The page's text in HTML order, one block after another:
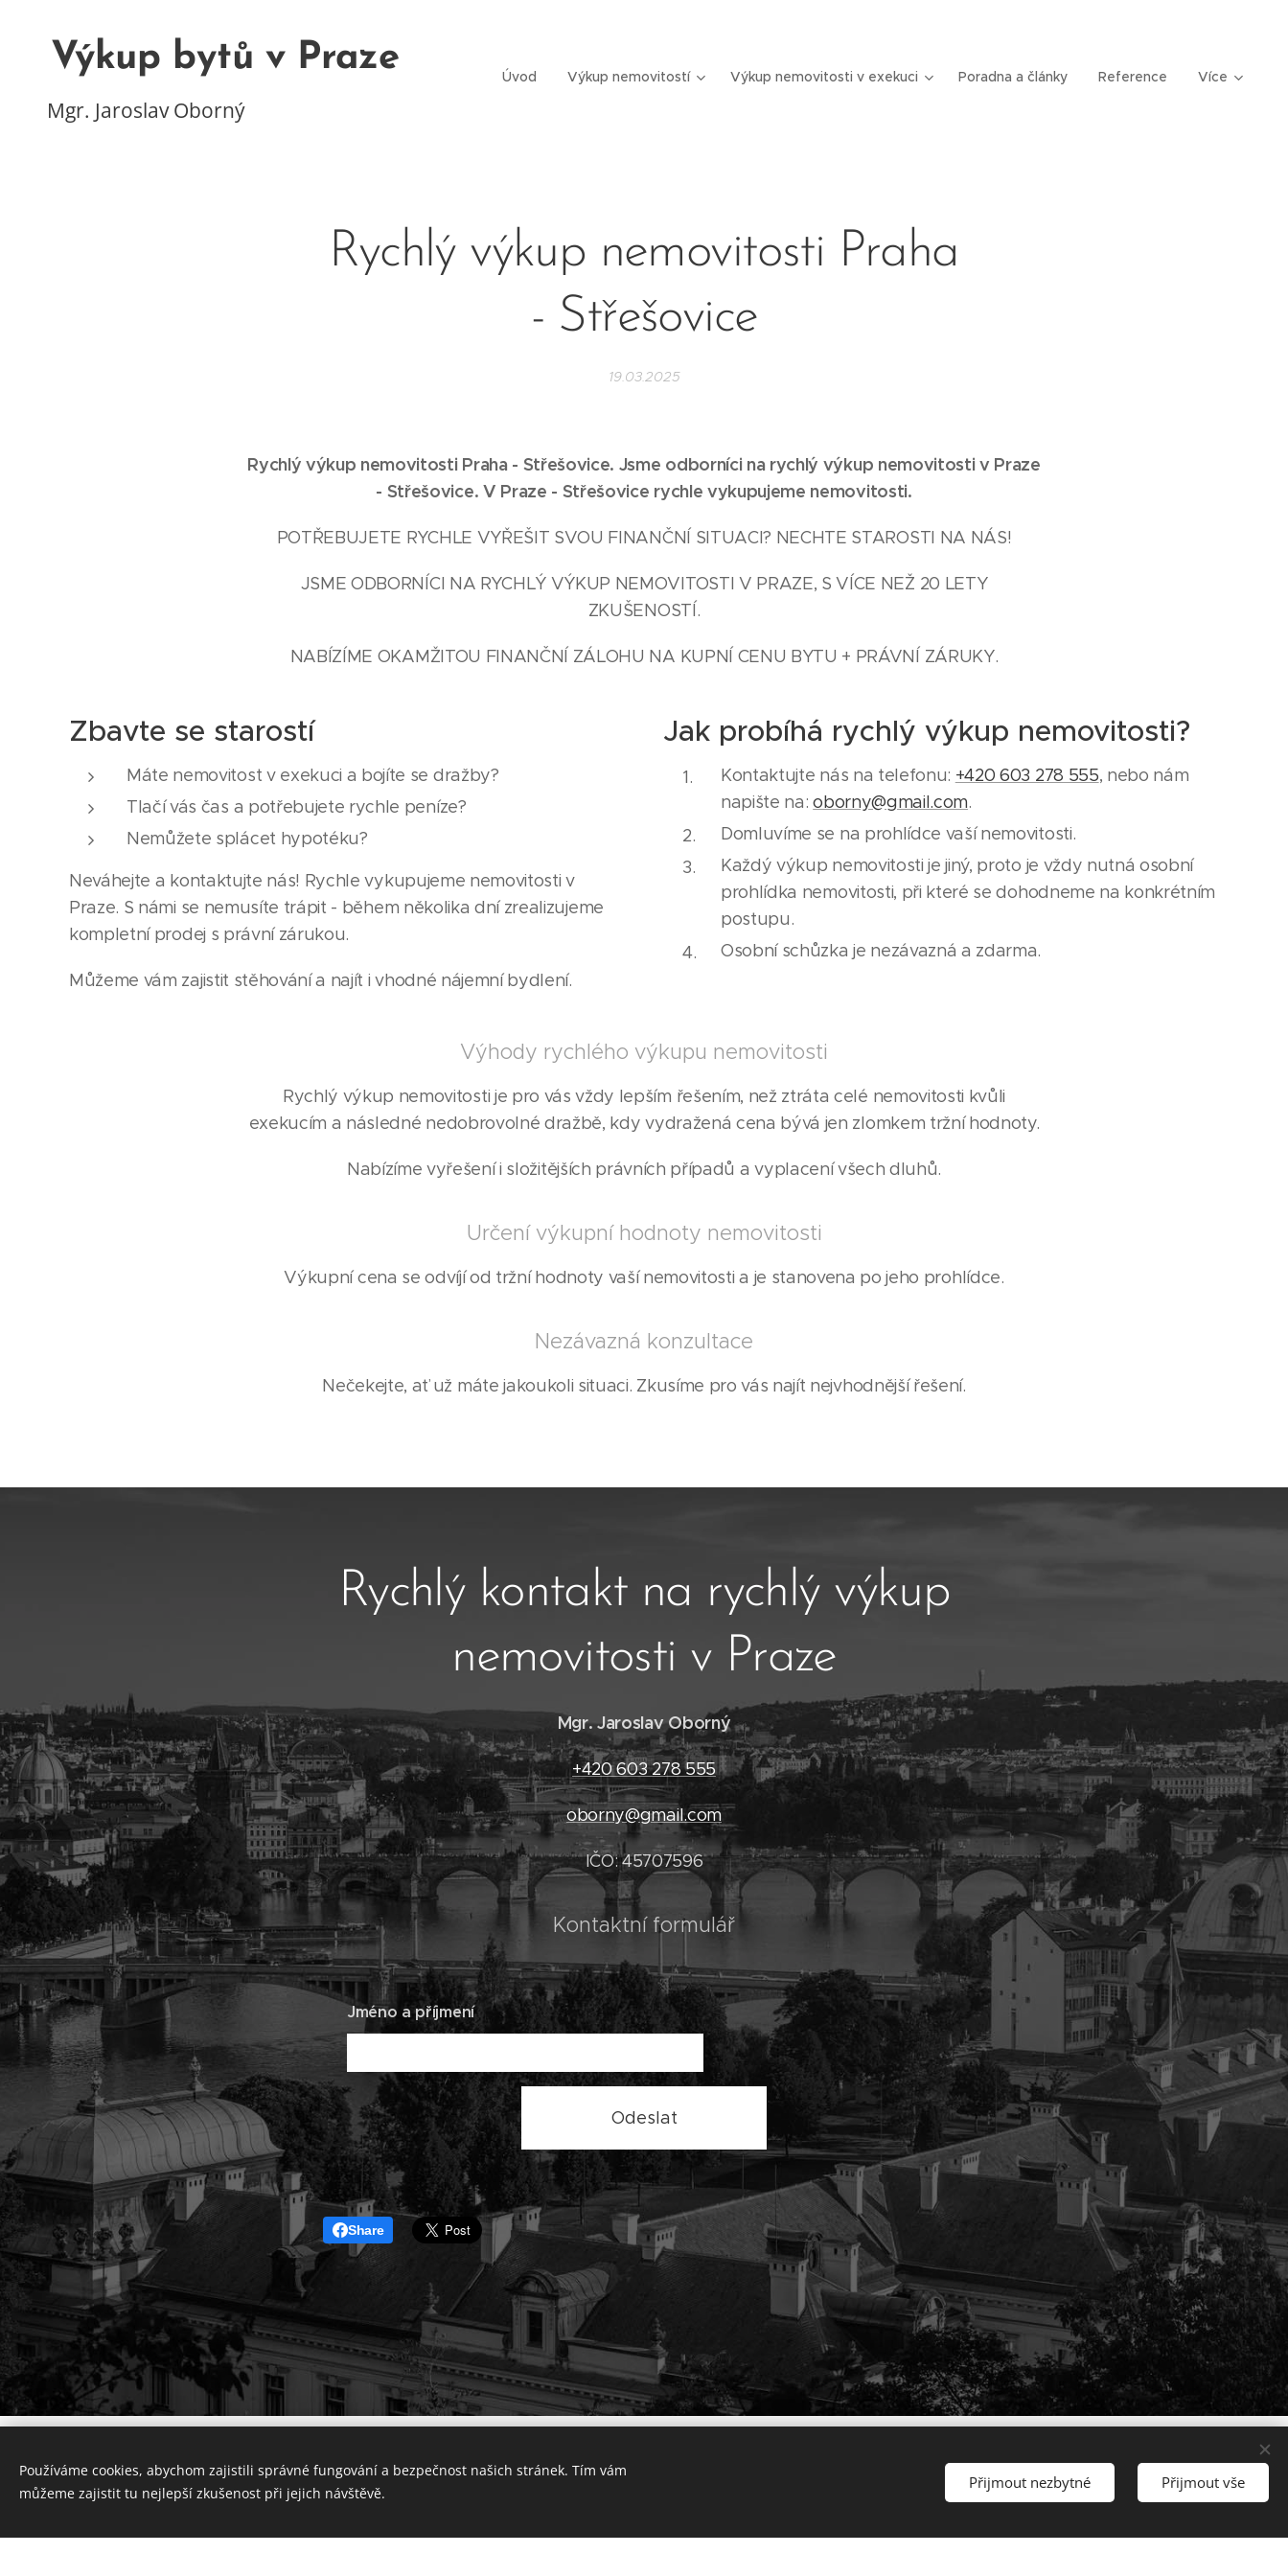
Výkup bytů v Praze
Mgr. Jaroslav Oborný
Úvod Výkup nemovitostí Výkup nemovitosti v exekuci Poradna a články Reference Více
Rychlý výkup nemovitosti Praha
- Střešovice
19.03.2025
Rychlý výkup nemovitosti Praha - Střešovice. Jsme odborníci na rychlý výkup nemovitosti v Praze
- Střešovice. V Praze - Střešovice rychle vykupujeme nemovitosti.
POTŘEBUJETE RYCHLE VYŘEŠIT SVOU FINANČNÍ SITUACI? NECHTE STAROSTI NA NÁS!
JSME ODBORNÍCI NA RYCHLÝ VÝKUP NEMOVITOSTI V PRAZE, S VÍCE NEŽ 20 LETY
ZKUŠENOSTÍ.
NABÍZÍME OKAMŽITOU FINANČNÍ ZÁLOHU NA KUPNÍ CENU BYTU + PRÁVNÍ ZÁRUKY.
Zbavte se starostí
Máte nemovitost v exekuci a bojíte se dražby?
Tlačí vás čas a potřebujete rychle peníze?
Nemůžete splácet hypotéku?
Neváhejte a kontaktujte nás! Rychle vykupujeme nemovitosti v
Praze. S námi se nemusíte trápit - během několika dní zrealizujeme
kompletní prodej s právní zárukou.
Můžeme vám zajistit stěhování a najít i vhodné nájemní bydlení.
Jak probíhá rychlý výkup nemovitosti?
Kontaktujte nás na telefonu: +420 603 278 555, nebo nám
napište na:oborny@gmail.com.
Domluvíme se na prohlídce vaší nemovitosti.
Každý výkup nemovitosti je jiný, proto je vždy nutná osobní
prohlídka nemovitosti, při které se dohodneme na konkrétním
postupu.
Osobní schůzka je nezávazná a zdarma.
Výhody rychlého výkupu nemovitosti
Rychlý výkup nemovitosti je pro vás vždy lepším řešením, než ztráta celé nemovitosti kvůli
exekucím a následné nedobrovolné dražbě, kdy vydražená cena bývá jen zlomkem tržní hodnoty.
Nabízíme vyřešení i složitějších právních případů a vyplacení všech dluhů.
Určení výkupní hodnoty nemovitosti
Výkupní cena se odvíjí od tržní hodnoty vaší nemovitosti a je stanovena po jeho prohlídce.
Nezávazná konzultace
Nečekejte, ať už máte jakoukoli situaci. Zkusíme pro vás najít nejvhodnější řešení.
Rychlý kontakt na rychlý výkup
nemovitosti v Praze
Mgr. Jaroslav Oborný
+420 603 278 555
oborny@gmail.com
IČO: 45707596
Kontaktní formulář
Jméno a příjmení
Odeslat
Share
Lokality
Používáme cookies, abychom zajistili správné fungování a bezpečnost našich stránek. Tím vám
můžeme zajistit tu nejlepší zkušenost při jejich návštěvě.
Přijmout nezbytné Přijmout vše